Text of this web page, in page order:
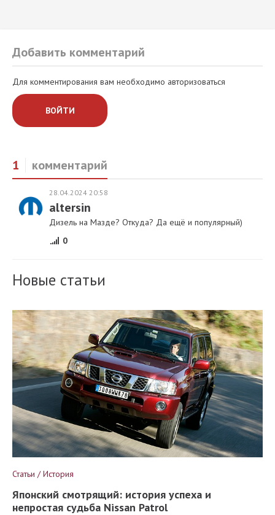
Добавить комментарий
Для комментирования вам необходимо авторизоваться
ВОЙТИ
1 комментарий
28.04.2024 20:58
altersin
Дизель на Мазде? Откуда? Да ещё и популярный)
0
Новые статьи
Статьи / История
Японский смотрящий: история успеха и
непростая судьба Nissan Patrol